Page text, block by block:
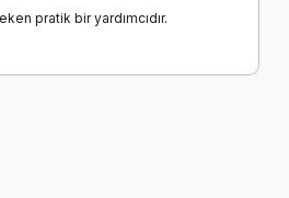
pratik bir yardımcıdır.